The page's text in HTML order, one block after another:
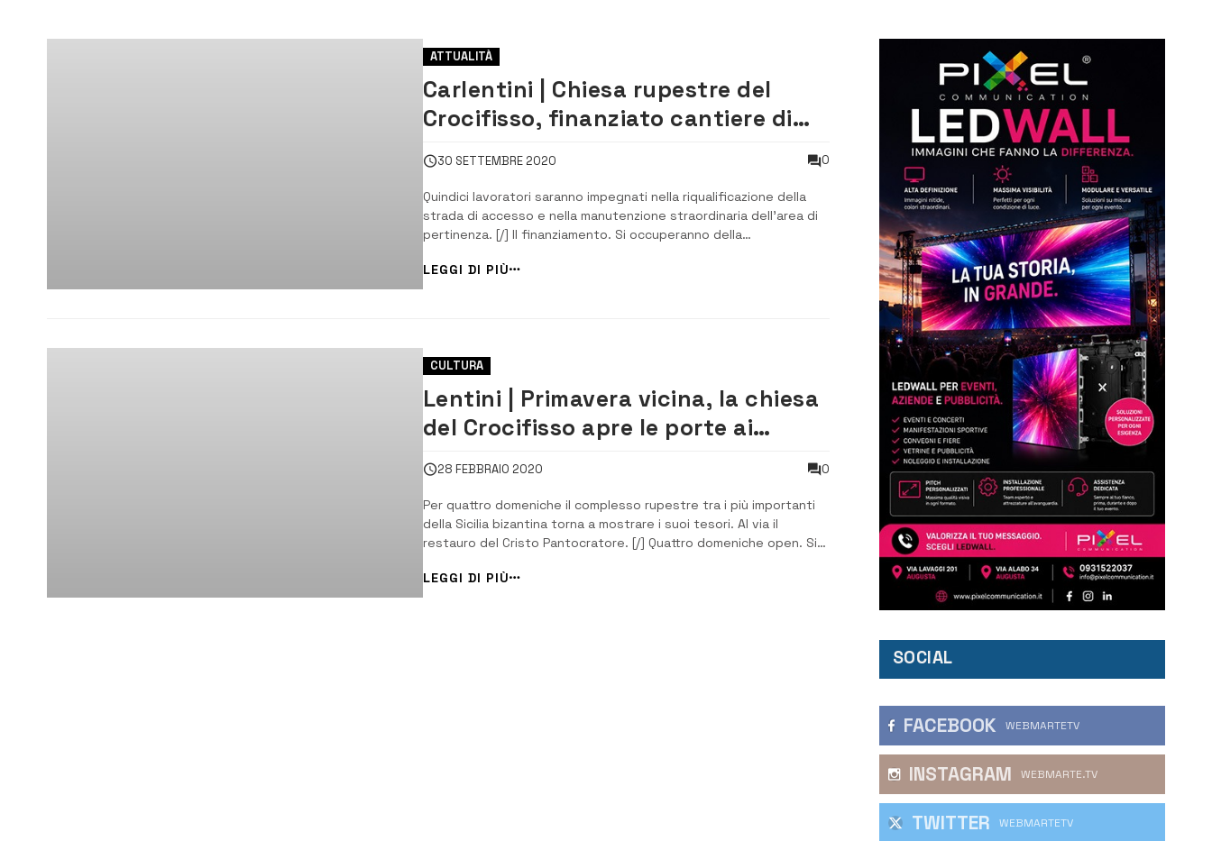
ATTUALITÀ
Carlentini | Chiesa rupestre del
Crocifisso, finanziato cantiere di
lavoro
30 SETTEMBRE 2020 0
Quindici lavoratori saranno impegnati nella riqualificazione della
strada di accesso e nella manutenzione straordinaria dell’area di
pertinenza. [/] Il finanziamento. Si occuperanno della
Crocifisso e della manutenzione straordinaria dell’area di
pertinenza i quindici lavorato...
LEGGI DI PIÙ
CULTURA
Lentini | Primavera vicina, la chiesa
del Crocifisso apre le porte ai
visitatori
28 FEBBRAIO 2020 0
Per quattro domeniche il complesso rupestre tra i più importanti
della Sicilia bizantina torna a mostrare i suoi tesori. Al via il
restauro del Cristo Pantocratore. [/] Quattro domeniche open. Si
suoi pregevoli tesori. Complesso rupestre tra i più importanti
della Sicilia biza...
LEGGI DI PIÙ
SOCIAL
FACEBOOK WEBMARTETV
INSTAGRAM WEBMARTE.TV
TWITTER WEBMARTETV